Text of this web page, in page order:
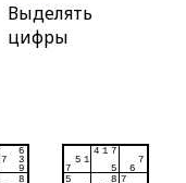
Выделять
цифры